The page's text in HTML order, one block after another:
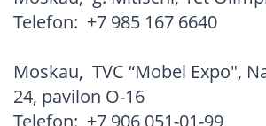
Telefon: +7 985 167 6640
Moskau, TVC “Mobel Expo",
24, pavilon O-16